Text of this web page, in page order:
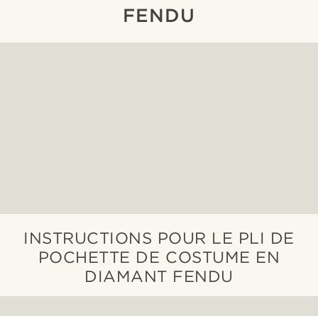
FENDU
INSTRUCTIONS POUR LE PLI DE
POCHETTE DE COSTUME EN
DIAMANT FENDU